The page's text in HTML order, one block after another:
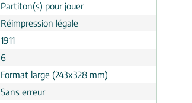
Partiton(s) pour jouer
Réimpression légale
1911
6
Format large (243x328 mm)
Sans erreur